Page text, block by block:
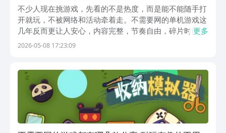
机游戏榜单合集
不少人现在挑游戏，先看的不是热度，而是能不能随手打
开就玩，不被网络和活动牵着走。不需要网的单机游戏这
几年反而更让人安心，内容完整，节奏自由，碎片时间也
能玩得舒服。小编整理了几部不错的作品，顺便提一句，
更多
2026-05-08 17:23:09